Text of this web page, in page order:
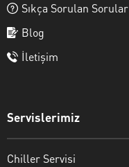
Sıkça Sorulan Sorular
Blog
İletişim
Servislerimiz
Chiller Servisi